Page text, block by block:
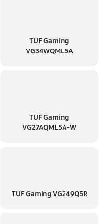
TUF Gaming
VG34WQML5A
TUF Gaming
VG27AQML5A-W
TUF Gaming VG249Q5R